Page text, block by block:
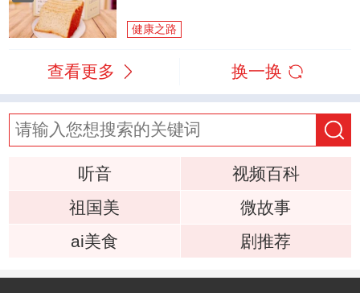
健康之路
查看更多 换一换
听音
视频百科
祖国美
微故事
ai美食
剧推荐